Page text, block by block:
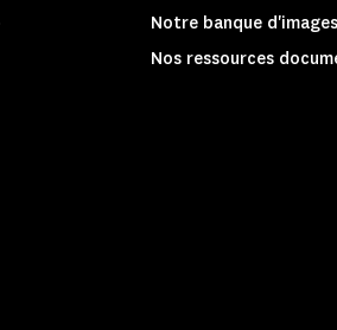
Notre banque d'images
Nos ressources